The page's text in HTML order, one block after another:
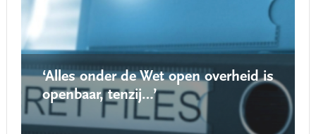
‘Alles onder de Wet open overheid is
openbaar, tenzij…’